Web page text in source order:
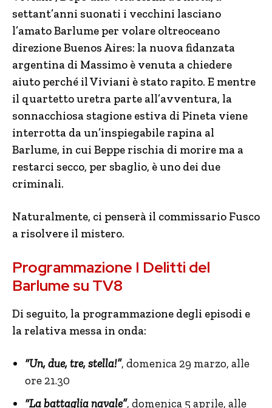
settant’anni suonati i vecchini lasciano
l’amato Barlume per volare oltreoceano
direzione Buenos Aires: la nuova fidanzata
argentina di Massimo è venuta a chiedere
aiuto perché il Viviani è stato rapito. E mentre
il quartetto uretra parte all’avventura, la
sonnacchiosa stagione estiva di Pineta viene
interrotta da un’inspiegabile rapina al
Barlume, in cui Beppe rischia di morire ma a
restarci secco, per sbaglio, è uno dei due
criminali.
Naturalmente, ci penserà il commissario Fusco
a risolvere il mistero.
Programmazione I Delitti del
Barlume su TV8
Di seguito, la programmazione degli episodi e
la relativa messa in onda:
“Un, due, tre, stella!”, domenica 29 marzo, alle
ore 21.30
“La battaglia navale”, domenica 5 aprile, alle